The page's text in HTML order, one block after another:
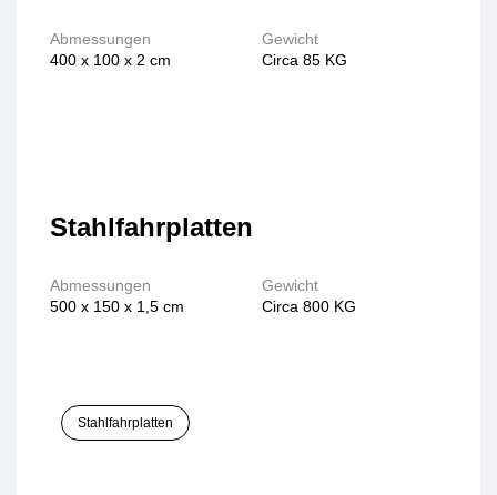
Abmessungen
400 x 100 x 2 cm
Gewicht
Circa 85 KG
Stahlfahrplatten
Abmessungen
500 x 150 x 1,5 cm
Gewicht
Circa 800 KG
Stahlfahrplatten